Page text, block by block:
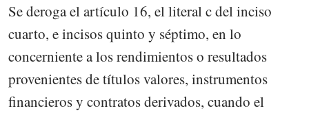
Se deroga el artículo 16, el literal c del inciso
cuarto, e incisos quinto y séptimo, en lo
concerniente a los rendimientos o resultados
provenientes de títulos valores, instrumentos
financieros y contratos derivados, cuando el